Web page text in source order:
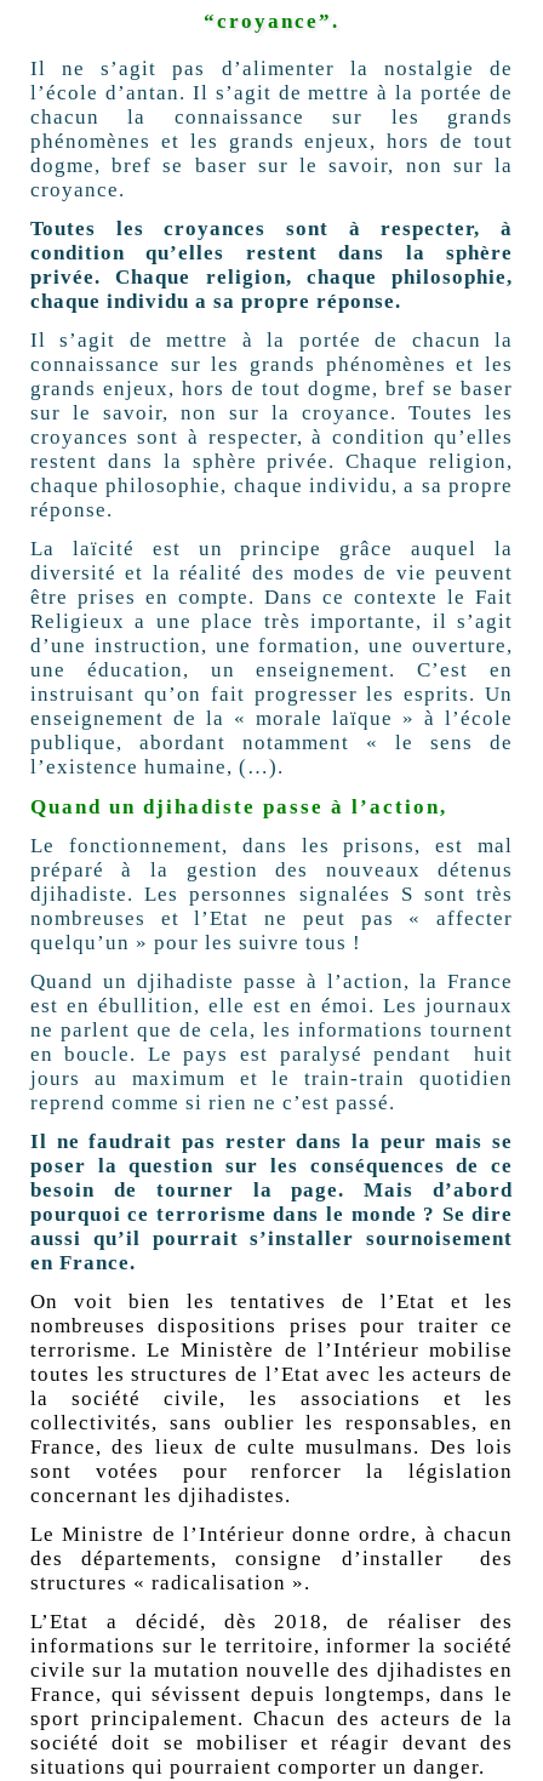
“croyance”.
Il ne s’agit pas d’alimenter la nostalgie de
l’école d’antan. Il s’agit de mettre à la portée de
chacun la connaissance sur les grands
phénomènes et les grands enjeux, hors de tout
dogme, bref se baser sur le savoir, non sur la
croyance.
Toutes les croyances sont à respecter, à
condition qu’elles restent dans la sphère
privée. Chaque religion, chaque philosophie,
chaque individu a sa propre réponse.
Il s’agit de mettre à la portée de chacun la
connaissance sur les grands phénomènes et les
grands enjeux, hors de tout dogme, bref se baser
sur le savoir, non sur la croyance. Toutes les
croyances sont à respecter, à condition qu’elles
restent dans la sphère privée. Chaque religion,
chaque philosophie, chaque individu, a sa propre
réponse.
La laïcité est un principe grâce auquel la
diversité et la réalité des modes de vie peuvent
être prises en compte. Dans ce contexte le Fait
Religieux a une place très importante, il s’agit
d’une instruction, une formation, une ouverture,
une éducation, un enseignement. C’est en
instruisant qu’on fait progresser les esprits. Un
enseignement de la « morale laïque » à l’école
publique, abordant notamment « le sens de
l’existence humaine, (…).
Quand un djihadiste passe à l’action,
Le fonctionnement, dans les prisons, est mal
préparé à la gestion des nouveaux détenus
djihadiste. Les personnes signalées S sont très
nombreuses et l’Etat ne peut pas « affecter
quelqu’un » pour les suivre tous !
Quand un djihadiste passe à l’action, la France
est en ébullition, elle est en émoi. Les journaux
ne parlent que de cela, les informations tournent
en boucle. Le pays est paralysé pendant huit
jours au maximum et le train-train quotidien
reprend comme si rien ne c’est passé.
Il ne faudrait pas rester dans la peur mais se
poser la question sur les conséquences de ce
besoin de tourner la page. Mais d’abord
pourquoi ce terrorisme dans le monde ? Se dire
aussi qu’il pourrait s’installer sournoisement
en France.
On voit bien les tentatives de l’Etat et les
nombreuses dispositions prises pour traiter ce
terrorisme. Le Ministère de l’Intérieur mobilise
toutes les structures de l’Etat avec les acteurs de
la société civile, les associations et les
collectivités, sans oublier les responsables, en
France, des lieux de culte musulmans. Des lois
sont votées pour renforcer la législation
concernant les djihadistes.
Le Ministre de l’Intérieur donne ordre, à chacun
des départements, consigne d’installer des
structures « radicalisation ».
L’Etat a décidé, dès 2018, de réaliser des
informations sur le territoire, informer la société
civile sur la mutation nouvelle des djihadistes en
France, qui sévissent depuis longtemps, dans le
sport principalement. Chacun des acteurs de la
société doit se mobiliser et réagir devant des
situations qui pourraient comporter un danger.